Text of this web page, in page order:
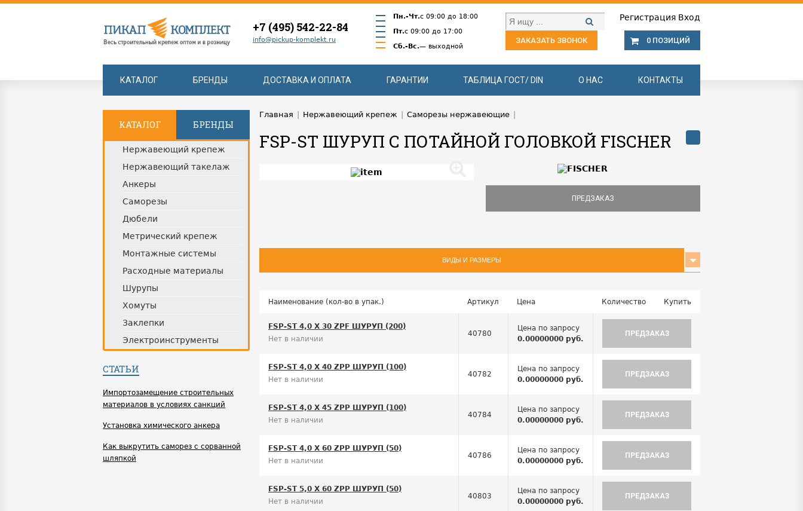
+7 (495) 542-22-84
info@pickup-komplekt.ru
Пн.-Чт.с 09:00 до 18:00
Пт.с 09:00 до 17:00
Сб.-Вс.— выходной
Регистрация Вход
ЗАКАЗАТЬ ЗВОНОК 0 ПОЗИЦИЙ
КАТАЛОГ БРЕНДЫ ДОСТАВКА И ОПЛАТА ГАРАНТИИ ТАБЛИЦА ГОСТ/ DIN О НАС КОНТАКТЫ
КАТАЛОГ БРЕНДЫ
Нержавеющий крепеж
Нержавеющий такелаж
Анкеры
Саморезы
Дюбели
Метрический крепеж
Монтажные системы
Расходные материалы
Шурупы
Хомуты
Заклепки
Электроинструменты
СТАТЬИ
Импортозамещение строительных
материалов в условиях санкций
Установка химического анкера
Как выкрутить саморез с сорванной
шляпкой
Главная Нержавеющий крепеж Саморезы нержавеющие
FSP-ST ШУРУП С ПОТАЙНОЙ ГОЛОВКОЙ FISCHER
ПРЕДЗАКАЗ
ВИДЫ И РАЗМЕРЫ
Наименование (кол-во в упак.) Артикул Цена Количество Купить
FSP-ST 4,0 X 30 ZPF ШУРУП (200)
Нет в наличии
40780
Цена по запросу
0.00000000 руб.
ПРЕДЗАКАЗ
FSP-ST 4,0 X 40 ZPP ШУРУП (100)
Нет в наличии
40782
Цена по запросу
0.00000000 руб.
ПРЕДЗАКАЗ
FSP-ST 4,0 X 45 ZPP ШУРУП (100)
Нет в наличии
40784
Цена по запросу
0.00000000 руб.
ПРЕДЗАКАЗ
FSP-ST 4,0 X 60 ZPP ШУРУП (50)
Нет в наличии
40786
Цена по запросу
0.00000000 руб.
ПРЕДЗАКАЗ
FSP-ST 5,0 X 60 ZPP ШУРУП (50)
Нет в наличии
40803
Цена по запросу
0.00000000 руб.
ПРЕДЗАКАЗ